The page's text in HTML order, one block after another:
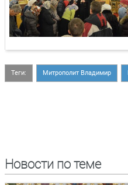
Теги: Митрополит Владимир
Новости по теме